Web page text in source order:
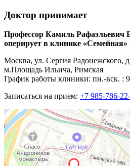
Доктор принимает
Профессор Камиль Рафаэльевич
оперирует в клинике «Семейная»
Москва, ул. Сергия Радонежского,
м.Площадь Ильича, Римская
График работы клиники: пн.-вск. :
Записаться на прием: +7 985-786-